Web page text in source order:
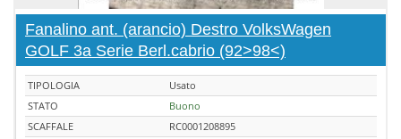
Fanalino ant. (arancio) Destro VolksWagen
GOLF 3a Serie Berl.cabrio (92>98<)
TIPOLOGIA
Usato
STATO
Buono
SCAFFALE
RC0001208895